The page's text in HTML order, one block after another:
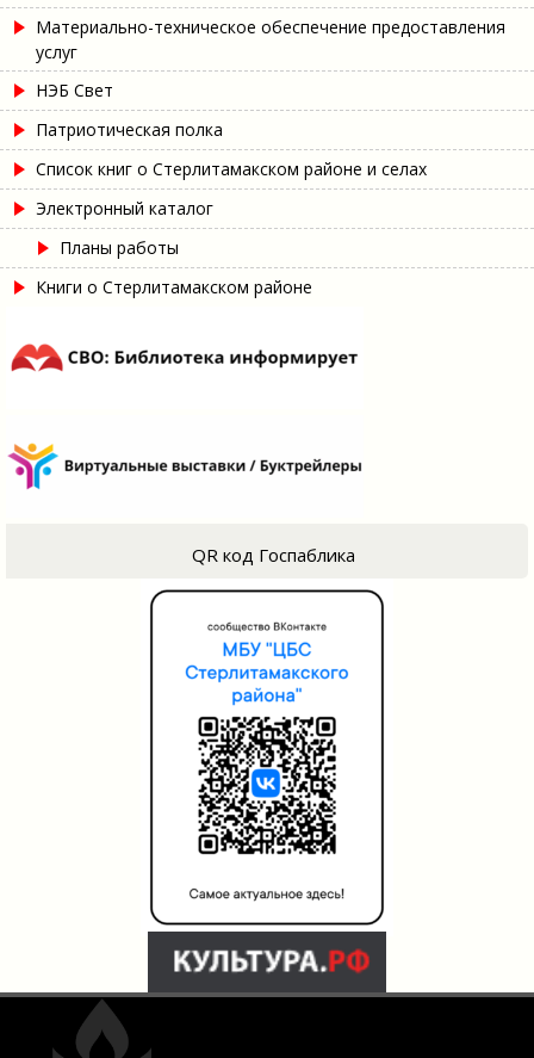
Материально-техническое обеспечение предоставления
услуг
НЭБ Свет
Патриотическая полка
Список книг о Стерлитамакском районе и селах
Электронный каталог
Планы работы
Книги о Стерлитамакском районе
QR код Госпаблика